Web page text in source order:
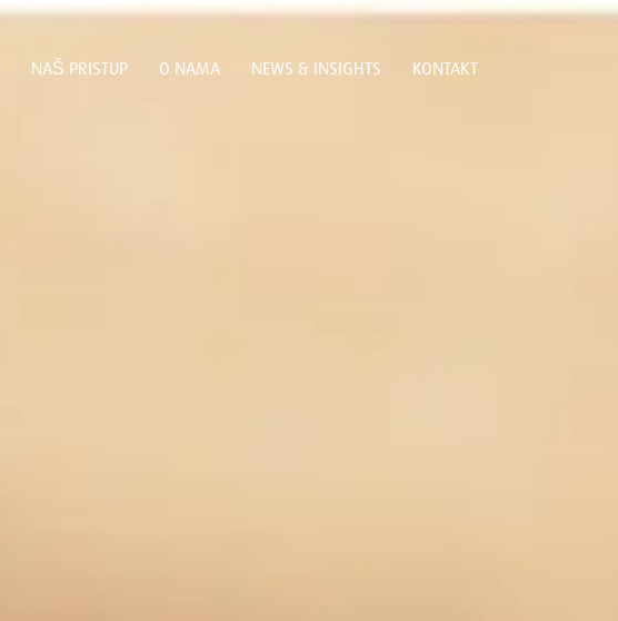
NAŠ PRISTUP O NAMA NEWS & INSIGHTS KONTAKT